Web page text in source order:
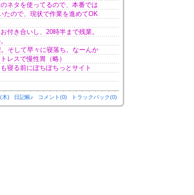
ネタを使ってるので、本番では
たので、現状で作業を進めてOK
付き合いし、20時半まで残業。
そして早々に寝落ち。なーんか
レスで慢性胃（略）
寝る前にぽちぽちっとサイト
木) 日記帳♪ コメント(0) トラックバック(0)